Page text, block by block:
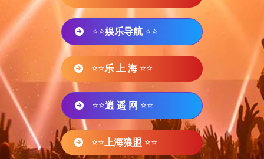
⭐⭐娱乐导航 ⭐⭐
⭐⭐乐 上 海 ⭐⭐
⭐⭐逍 遥 网 ⭐⭐
⭐⭐ 上海狼盟 ⭐⭐